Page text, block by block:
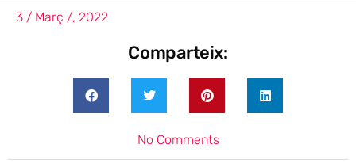
3 / Març /, 2022
Comparteix:
No Comments